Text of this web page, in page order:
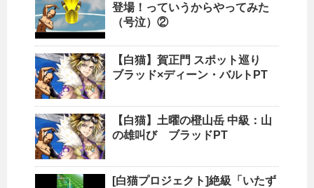
登場！っていうからやってみた
（号泣）②
【白猫】賀正門 スポット巡り
ブラッド×ディーン・バルトPT
【白猫】土曜の橙山岳 中級：山
の雄叫び ブラッドPT
[白猫プロジェクト]絶級「いたず